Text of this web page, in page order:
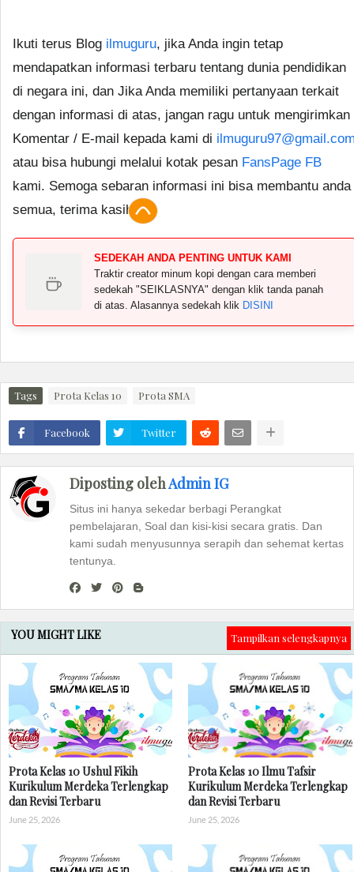
Ikuti terus Blog ilmuguru, jika Anda ingin tetap
mendapatkan informasi terbaru tentang dunia pendidikan
di negara ini, dan Jika Anda memiliki pertanyaan terkait
dengan informasi di atas, jangan ragu untuk mengirimkan
Komentar / E-mail kepada kami di
atau bisa hubungi melalui kotak pesan FansPage FB
kami. Semoga sebaran informasi ini bisa membantu anda
semua, terima kasih.
SEDEKAH ANDA PENTING UNTUK KAMI
Traktir creator minum kopi dengan cara memberi
sedekah "SEIKLASNYA" dengan klik tanda panah
di atas. Alasannya sedekah klik DISINI
Tags Prota Kelas 10 Prota SMA
Facebook Twitter
Diposting olehAdmin IG
Situs ini hanya sekedar berbagi Perangkat
pembelajaran, Soal dan kisi-kisi secara gratis. Dan
kami sudah menyusunnya serapih dan sehemat kertas
tentunya.
YOU MIGHT LIKE Tampilkan selengkapnya
Prota Kelas 10 Ushul Fikih
Kurikulum Merdeka Terlengkap
dan Revisi Terbaru
June 25, 2026
Prota Kelas 10 Ilmu Tafsir
Kurikulum Merdeka Terlengkap
dan Revisi Terbaru
June 25, 2026